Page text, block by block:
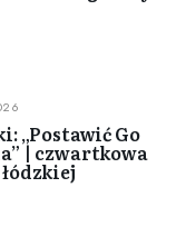
„Postawić Go
| czwartkowa